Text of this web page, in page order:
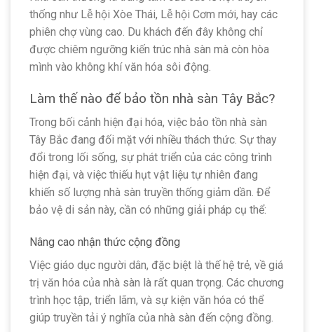
thống như Lễ hội Xòe Thái, Lễ hội Cơm mới, hay các
phiên chợ vùng cao. Du khách đến đây không chỉ
được chiêm ngưỡng kiến trúc nhà sàn mà còn hòa
mình vào không khí văn hóa sôi động.
Làm thế nào để bảo tồn nhà sàn Tây Bắc?
Trong bối cảnh hiện đại hóa, việc bảo tồn nhà sàn
Tây Bắc đang đối mặt với nhiều thách thức. Sự thay
đổi trong lối sống, sự phát triển của các công trình
hiện đại, và việc thiếu hụt vật liệu tự nhiên đang
khiến số lượng nhà sàn truyền thống giảm dần. Để
bảo vệ di sản này, cần có những giải pháp cụ thể:
Nâng cao nhận thức cộng đồng
Việc giáo dục người dân, đặc biệt là thế hệ trẻ, về giá
trị văn hóa của nhà sàn là rất quan trọng. Các chương
trình học tập, triển lãm, và sự kiện văn hóa có thể
giúp truyền tải ý nghĩa của nhà sàn đến cộng đồng.